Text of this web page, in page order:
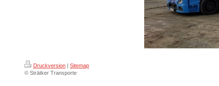
Druckversion | Sitemap
© Strätker Transporte